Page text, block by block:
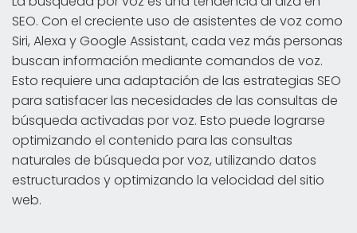
SEO. Con el creciente uso de asistentes de voz como
Siri, Alexa y Google Assistant, cada vez más personas
buscan información mediante comandos de voz.
Esto requiere una adaptación de las estrategias SEO
para satisfacer las necesidades de las consultas de
búsqueda activadas por voz. Esto puede lograrse
optimizando el contenido para las consultas
naturales de búsqueda por voz, utilizando datos
estructurados y optimizando la velocidad del sitio
web.